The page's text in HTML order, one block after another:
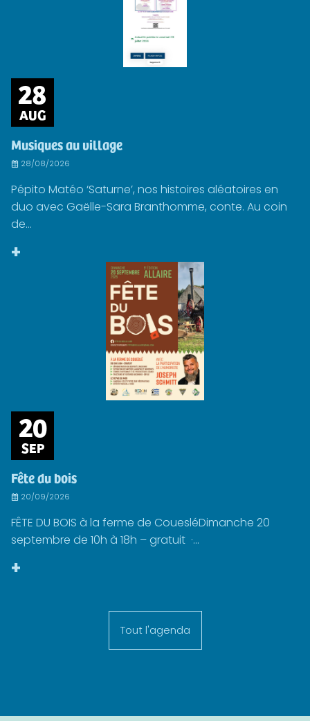
28
AUG
Musiques au village
28/08/2026
Pépito Matéo ‘Saturne’, nos histoires aléatoires en
duo avec Gaëlle-Sara Branthomme, conte. Au coin
de...
+
20
SEP
Fête du bois
20/09/2026
FÊTE DU BOIS à la ferme de CouesléDimanche 20
septembre de 10h à 18h – gratuit ·...
+
Tout l'agenda